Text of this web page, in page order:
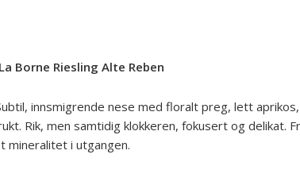
Borne Riesling Alte Reben
innsmigrende nese med floralt preg, lett
Rik, men samtidig klokkeren, fokusert og delikat.
mineralitet i utgangen.